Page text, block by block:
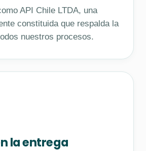
API Chile LTDA, una
constituida que respalda la
nuestros procesos.
la entrega